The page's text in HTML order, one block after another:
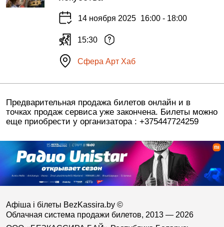
14 ноября 2025 16:00 - 18:00
15:30
Сфера Арт Хаб
Предварительная продажа билетов онлайн и в
точках продаж сервиса уже закончена. Билеты можно
еще приобрести у организатора : +375447724259
Афіша і білеты BezKassira.by ©
Облачная система продажи билетов, 2013 — 2026